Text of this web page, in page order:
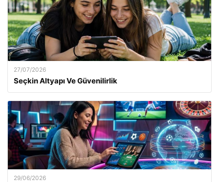
27/07/2026
Seçkin Altyapı Ve Güvenilirlik
29/06/2026